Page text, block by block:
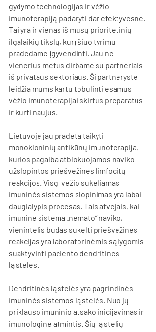
gydymo technologijas ir vėžio
imunoterapiją padaryti dar efektyvesne.
Tai yra ir vienas iš mūsų prioritetinių
ilgalaikių tikslų, kurį šiuo tyrimu
pradedame įgyvendinti. Jau ne
vienerius metus dirbame su partneriais
iš privataus sektoriaus. Ši partnerystė
leidžia mums kartu tobulinti esamus
vėžio imunoterapijai skirtus preparatus
ir kurti naujus.
Lietuvoje jau pradėta taikyti
monokloninių antikūnų imunoterapija,
kurios pagalba atblokuojamos naviko
užslopintos priešvėžinės limfocitų
reakcijos. Visgi vėžio sukeliamas
imuninės sistemos slopinimas yra labai
daugialypis procesas. Tais atvejais, kai
imuninė sistema „nemato“ naviko,
vienintelis būdas sukelti priešvėžines
reakcijas yra laboratorinėmis sąlygomis
suaktyvinti paciento dendritines
ląstelės.
Dendritinės ląstelės yra pagrindinės
imuninės sistemos ląstelės. Nuo jų
priklauso imuninio atsako inicijavimas ir
imunologinė atmintis. Šių ląstelių